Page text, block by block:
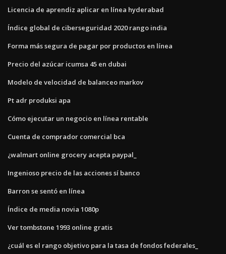
Licencia de aprendiz aplicar en línea hyderabad
Índice global de ciberseguridad 2020 rango india
Forma más segura de pagar por productos en línea
Precio del azúcar icumsa 45 en dubai
Modelo de velocidad de balanceo markov
Pt adr produksi apa
Cómo ejecutar un negocio en línea rentable
Cuenta de comprador comercial bca
¿walmart online grocery acepta paypal_
Ingenioso precio de las acciones sí banco
Barron se sentó en línea
Índice de media novia 1080p
Ver tombstone 1993 online gratis
¿cuál es el rango objetivo para la tasa de fondos federales_